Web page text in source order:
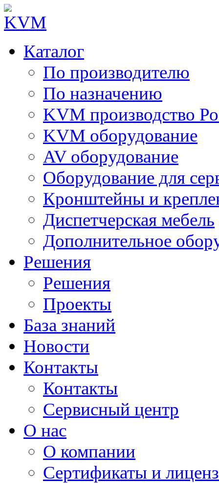
Каталог
По производителю
По назначению
KVM производство
KVM оборудование
AV оборудование
Оборудование для
Кронштейны и
Диспетчерская мебель
Дополнительное
Решения
Решения
Проекты
База знаний
Новости
Контакты
Контакты
Сервисный центр
О нас
О компании
Сертификаты и